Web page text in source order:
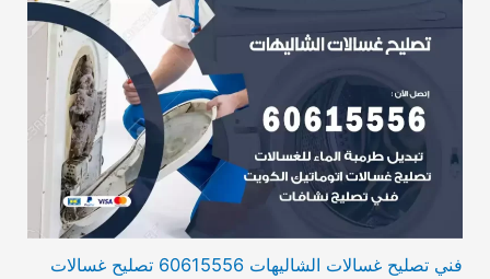
فني تصليح غسالات الشاليهات 60615556 تصليح غسالات